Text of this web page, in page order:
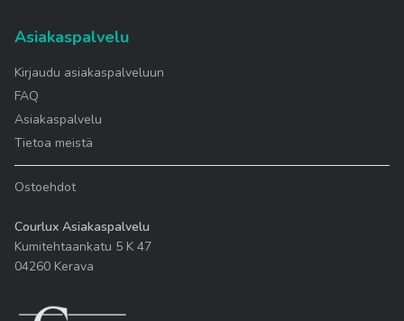
Asiakaspalvelu
Kirjaudu asiakaspalveluun
FAQ
Asiakaspalvelu
Tietoa meistä
Ostoehdot
Courlux Asiakaspalvelu
Kumitehtaankatu 5 K 47
04260 Kerava